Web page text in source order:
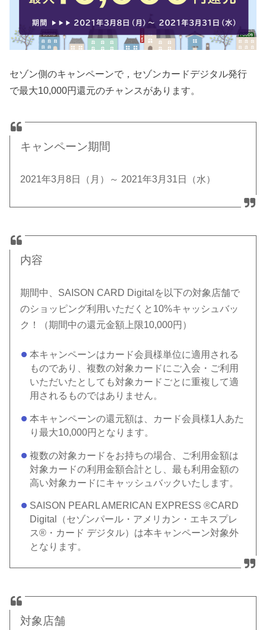
セゾン側のキャンペーンで，セゾンカードデジタル発行
で最大10,000円還元のチャンスがあります。
キャンペーン期間
2021年3月8日（月）～ 2021年3月31日（水）
内容
期間中、SAISON CARD Digitalを以下の対象店舗で
のショッピング利用いただくと10%キャッシュバッ
ク！（期間中の還元金額上限10,000円）
本キャンペーンはカード会員様単位に適用される
ものであり、複数の対象カードにご入会・ご利用
いただいたとしても対象カードごとに重複して適
用されるものではありません。
本キャンペーンの還元額は、カード会員様1人あた
り最大10,000円となります。
複数の対象カードをお持ちの場合、ご利用金額は
対象カードの利用金額合計とし、最も利用金額の
高い対象カードにキャッシュバックいたします。
SAISON PEARL AMERICAN EXPRESS ®CARD
Digital（セゾンパール・アメリカン・エキスプレ
ス®・カード デジタル）は本キャンペーン対象外
となります。
対象店舗